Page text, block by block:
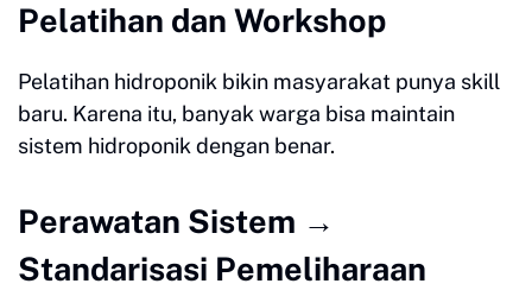
Pelatihan dan Workshop
Pelatihan hidroponik bikin masyarakat punya skill
baru. Karena itu, banyak warga bisa maintain
sistem hidroponik dengan benar.
Perawatan Sistem →
Standarisasi Pemeliharaan